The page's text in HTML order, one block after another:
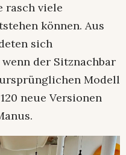
rasch viele
können. Aus
sich
der Sitznachbar
Modell
neue Versionen